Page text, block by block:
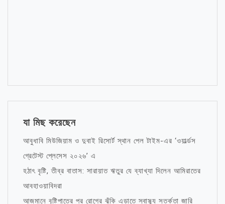
যা মিছ করেছেন
আবুধাবি মিউজিয়াম ও দুবাই রিসোর্ট স্থান পেল টাইম-এর ‘ওয়ার্ল্ডস
গ্রেটেস্ট প্লেসেস ২০২৬’ এ
হঠাৎ বৃষ্টি, তীব্র বাতাস: সারায়াত ঋতুর যে ব্যাখ্যা দিলেন আমিরাতের
আবহাওয়াবিদরা
আজমানে বৃষ্টিপাতের পর রোগের ঝুঁকি এড়াতে স্বাস্থ্য সতর্কতা জারি